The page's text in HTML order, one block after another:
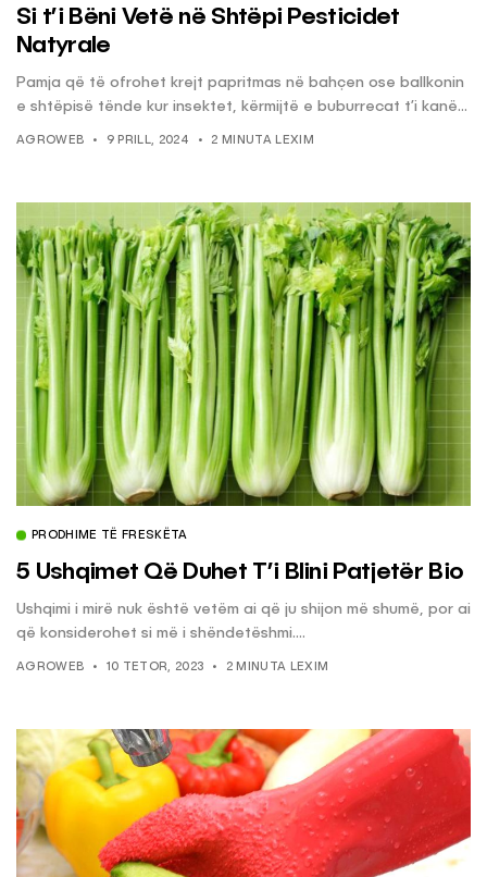
Si t’i Bëni Vetë në Shtëpi Pesticidet
Natyrale
Pamja që të ofrohet krejt papritmas në bahçen ose ballkonin
e shtëpisë tënde kur insektet, kërmijtë e buburrecat t’i kanë...
AGROWEB 9 PRILL, 2024 2 MINUTA LEXIM
PRODHIME TË FRESKËTA
5 Ushqimet Që Duhet T’i Blini Patjetër Bio
Ushqimi i mirë nuk është vetëm ai që ju shijon më shumë, por ai
që konsiderohet si më i shëndetëshmi....
AGROWEB 10 TETOR, 2023 2 MINUTA LEXIM